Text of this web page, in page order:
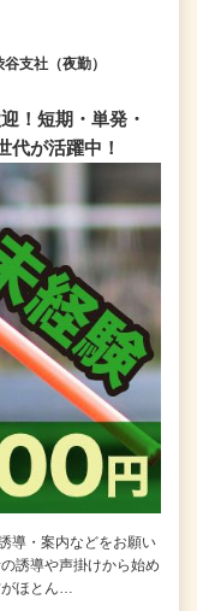
支社（夜勤）
！短期・単発・
代が活躍中！
導・案内などをお願い
誘導や声掛けから始め
がほとん…